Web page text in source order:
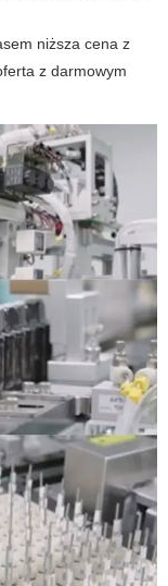
niższa cena z
z darmowym